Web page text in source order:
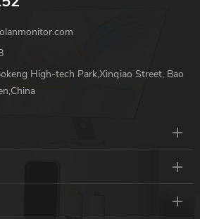
High-tech Park,Xinqiao Street, Bao